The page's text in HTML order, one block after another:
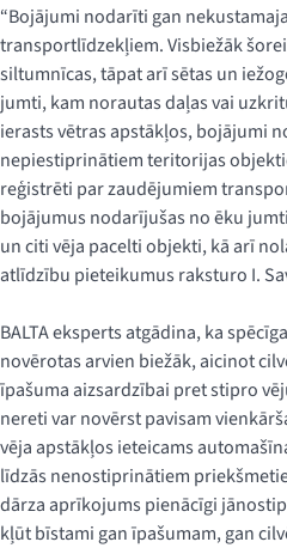
“Bojājumi nodarīti gan
transportlīdzekļiem. Visbiežāk
siltumnīcas, tāpat arī sētas un
jumti, kam norautas daļas vai
ierasts vētras apstākļos, bojājumi
nepiestiprinātiem teritorijas
reģistrēti par zaudējumiem
bojājumus nodarījušas no ēku
un citi vēja pacelti objekti, kā arī
atlīdzību pieteikumus raksturo I.
BALTA eksperts atgādina, ka
novērotas arvien biežāk, aicinot
īpašuma aizsardzībai pret stipro
nereti var novērst pavisam
vēja apstākļos ieteicams
līdzās nenostiprinātiem
dārza aprīkojums pienācīgi
kļūt bīstami gan īpašumam, gan